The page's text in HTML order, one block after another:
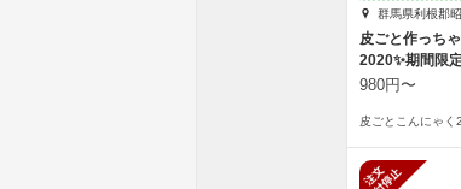
群馬県利根郡
皮ごと作っち
2020✨期間限
980円〜
皮ごとこんにゃ